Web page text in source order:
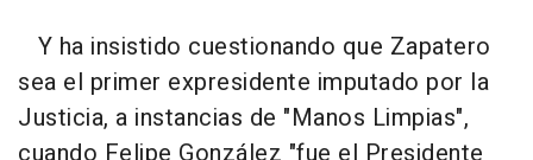
Y ha insistido cuestionando que Zapatero
sea el primer expresidente imputado por la
Justicia, a instancias de "Manos Limpias",